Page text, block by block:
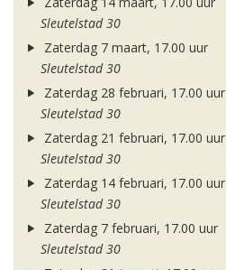
Sleutelstad 30
Zaterdag 7 maart, 17.00 uur
Sleutelstad 30
Zaterdag 28 februari, 17.00 uur
Sleutelstad 30
Zaterdag 21 februari, 17.00 uur
Sleutelstad 30
Zaterdag 14 februari, 17.00 uur
Sleutelstad 30
Zaterdag 7 februari, 17.00 uur
Sleutelstad 30